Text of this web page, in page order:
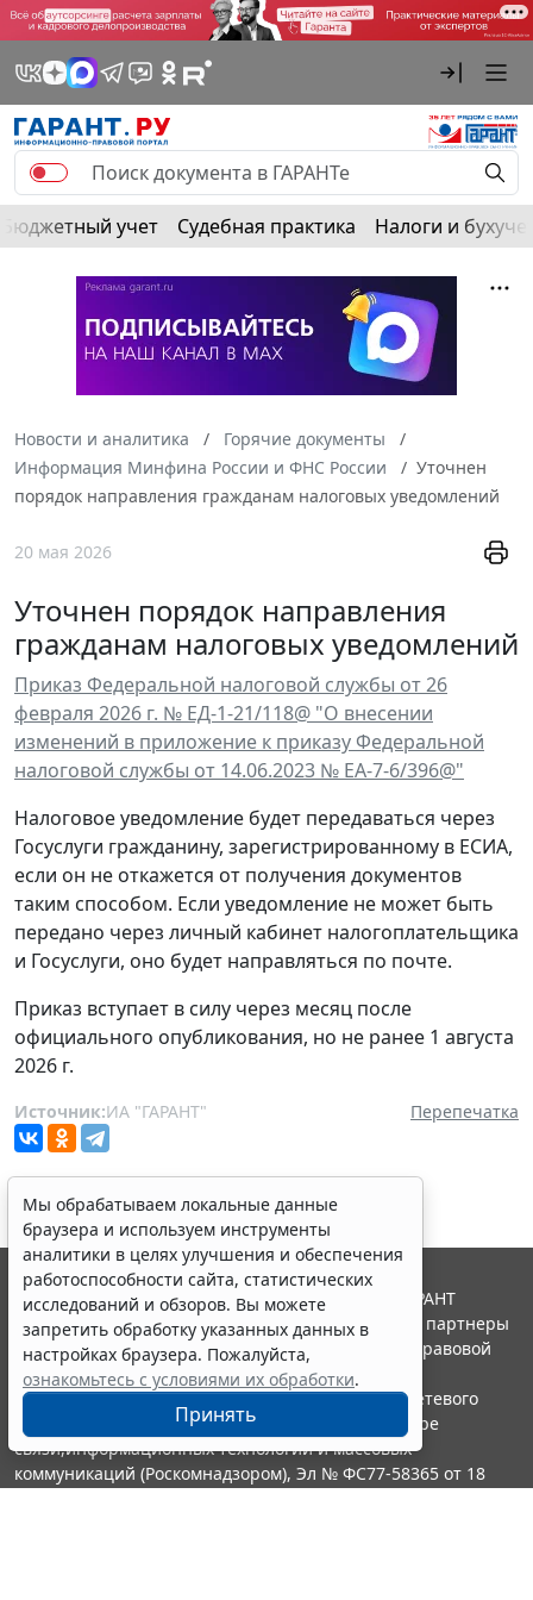
Бюджетный учет Судебная практика Налоги и
Новости и аналитика
Горячие документы
Информация Минфина России и ФНС России
Уточнен
порядок направления гражданам налоговых уведомлений
20 мая 2026
Уточнен порядок направления
гражданам налоговых уведомлений
Приказ Федеральной налоговой службы от 26
февраля 2026 г. № ЕД-1-21/118@ "О внесении
изменений в приложение к приказу Федеральной
налоговой службы от 14.06.2023 № ЕА-7-6/396@"
Налоговое уведомление будет передаваться через
Госуслуги гражданину, зарегистрированному в ЕСИА,
если он не откажется от получения документов
таким способом. Если уведомление не может быть
передано через личный кабинет налогоплательщика
и Госуслуги, оно будет направляться по почте.
Приказ вступает в силу через месяц после
официального опубликования, но не ранее 1 августа
2026 г.
Источник:ИА "ГАРАНТ" Перепечатка
Мы обрабатываем локальные данные
браузера и используем инструменты
аналитики в целях улучшения и обеспечения
работоспособности сайта, статистических
исследований и обзоров. Вы можете
запретить обработку указанных данных в
настройках браузера. Пожалуйста,
ознакомьтесь с условиями их обработки.
Принять
© ООО "НПП "ГАРАНТ-СЕРВИС", 2026. Система ГАРАНТ
выпускается с 1990 года. Компания "Гарант" и ее партнеры
являются участниками Российской ассоциации правовой
информации ГАРАНТ.
Портал ГАРАНТ.РУ зарегистрирован в качестве сетевого
издания Федеральной службой по надзору в сфере
связи,информационных технологий и массовых
коммуникаций (Роскомнадзором), Эл № ФС77-58365 от 18